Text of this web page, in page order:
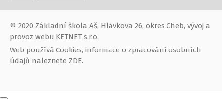
© 2020 Základní škola Aš, Hlávkova 26, okres Cheb, vývoj a
provoz webu KETNET s.r.o.
Web používá Cookies, informace o zpracování osobních
údajů naleznete ZDE.